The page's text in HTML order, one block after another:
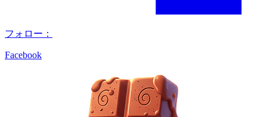
フォロー：
Facebook